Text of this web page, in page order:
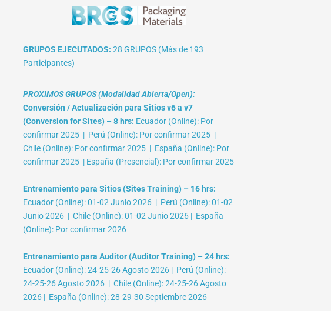
GRUPOS EJECUTADOS: 28 GRUPOS (Más de 193
Participantes)
PROXIMOS GRUPOS (Modalidad Abierta/Open):
Conversión / Actualización para Sitios v6 a v7
(Conversion for Sites) – 8 hrs: Ecuador (Online): Por
confirmar 2025 | Perú (Online): Por confirmar 2025 |
Chile (Online): Por confirmar 2025 | España (Online): Por
confirmar 2025 | España (Presencial): Por confirmar 2025
Entrenamiento para Sitios (Sites Training) – 16 hrs:
Ecuador (Online): 01-02 Junio 2026 | Perú (Online): 01-02
Junio 2026 | Chile (Online): 01-02 Junio 2026 | España
(Online): Por confirmar 2026
Entrenamiento para Auditor (Auditor Training) – 24 hrs:
Ecuador (Online): 24-25-26 Agosto 2026 | Perú (Online):
24-25-26 Agosto 2026 | Chile (Online): 24-25-26 Agosto
2026 | España (Online): 28-29-30 Septiembre 2026